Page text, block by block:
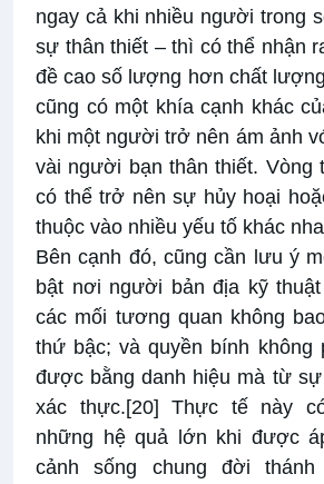
ngay cả khi nhiều người trong
sự thân thiết – thì có thể nhận
đề cao số lượng hơn chất
cũng có một khía cạnh khác
khi một người trở nên ám ảnh
vài người bạn thân thiết. Vòng
có thể trở nên sự hủy hoại
thuộc vào nhiều yếu tố khác
Bên cạnh đó, cũng cần lưu ý
bật nơi người bản địa kỹ
các mối tương quan không
thứ bậc; và quyền bính không
được bằng danh hiệu mà từ
xác thực.[20] Thực tế này
những hệ quả lớn khi được
cảnh sống chung đời